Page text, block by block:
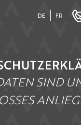
DE FR
SIND